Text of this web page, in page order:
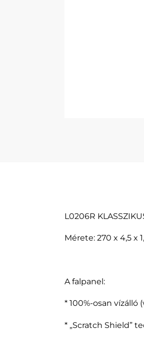
L0206R
Mérete: 270 x 4,5 x
A falpanel:
* 100%-osan
* „Scratch Shield”